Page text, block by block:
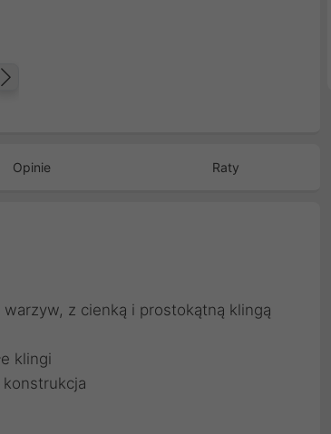
Opinie Raty
z cienką i prostokątną klingą
klingi